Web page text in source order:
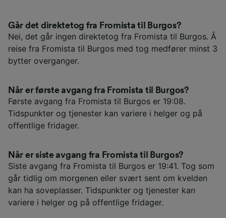
Går det direktetog fra Fromista til Burgos?
Nei, det går ingen direktetog fra Fromista til Burgos. Å
reise fra Fromista til Burgos med tog medfører minst 3
bytter overganger.
Når er første avgang fra Fromista til Burgos?
Første avgang fra Fromista til Burgos er 19:08.
Tidspunkter og tjenester kan variere i helger og på
offentlige fridager.
Når er siste avgang fra Fromista til Burgos?
Siste avgang fra Fromista til Burgos er 19:41. Tog som
går tidlig om morgenen eller svært sent om kvelden
kan ha soveplasser. Tidspunkter og tjenester kan
variere i helger og på offentlige fridager.